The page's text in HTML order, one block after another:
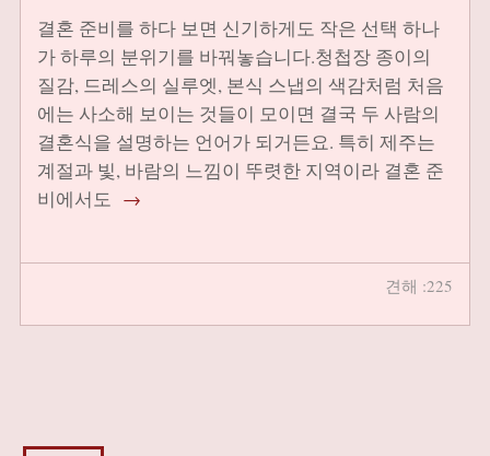
결혼 준비를 하다 보면 신기하게도 작은 선택 하나
가 하루의 분위기를 바꿔놓습니다.청첩장 종이의
질감, 드레스의 실루엣, 본식 스냅의 색감처럼 처음
에는 사소해 보이는 것들이 모이면 결국 두 사람의
결혼식을 설명하는 언어가 되거든요. 특히 제주는
계절과 빛, 바람의 느낌이 뚜렷한 지역이라 결혼 준
비에서도 →
견해 :225